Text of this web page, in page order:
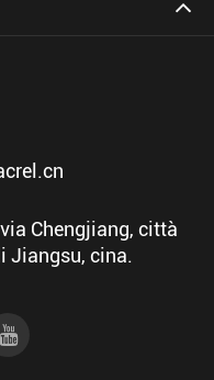
Chengjiang, città
Jiangsu, cina.